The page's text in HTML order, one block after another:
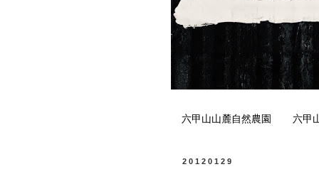
六甲山山麓自然農園 六甲
20120129